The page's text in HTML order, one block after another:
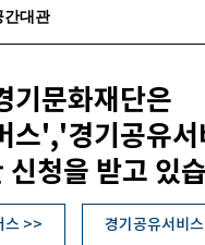
간대관
기문화재단은
스','경기공유
신청을 받고 있
스 >> 경기공유서비